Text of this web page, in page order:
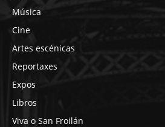
Música
Cine
Artes escénicas
Reportaxes
Expos
Libros
Viva o San Froilán